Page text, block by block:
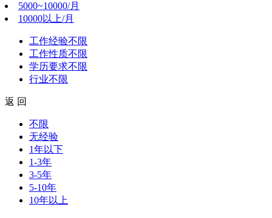
5000~10000/月
10000以上/月
工作经验不限
工作性质不限
学历要求不限
行业不限
返 回
不限
无经验
1年以下
1-3年
3-5年
5-10年
10年以上